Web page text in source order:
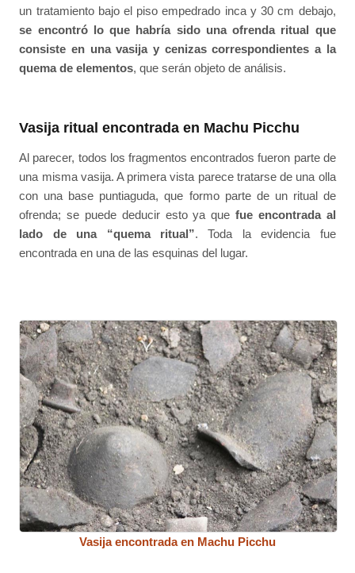
un tratamiento bajo el piso empedrado inca y 30 cm debajo,
se encontró lo que habría sido una ofrenda ritual que
consiste en una vasija y cenizas correspondientes a la
quema de elementos, que serán objeto de análisis.
Vasija ritual encontrada en Machu Picchu
Al parecer, todos los fragmentos encontrados fueron parte de
una misma vasija. A primera vista parece tratarse de una olla
con una base puntiaguda, que formo parte de un ritual de
ofrenda; se puede deducir esto ya quefue encontrada al
lado de una “quema ritual”. Toda la evidencia fue
encontrada en una de las esquinas del lugar.
Vasija encontrada en Machu Picchu